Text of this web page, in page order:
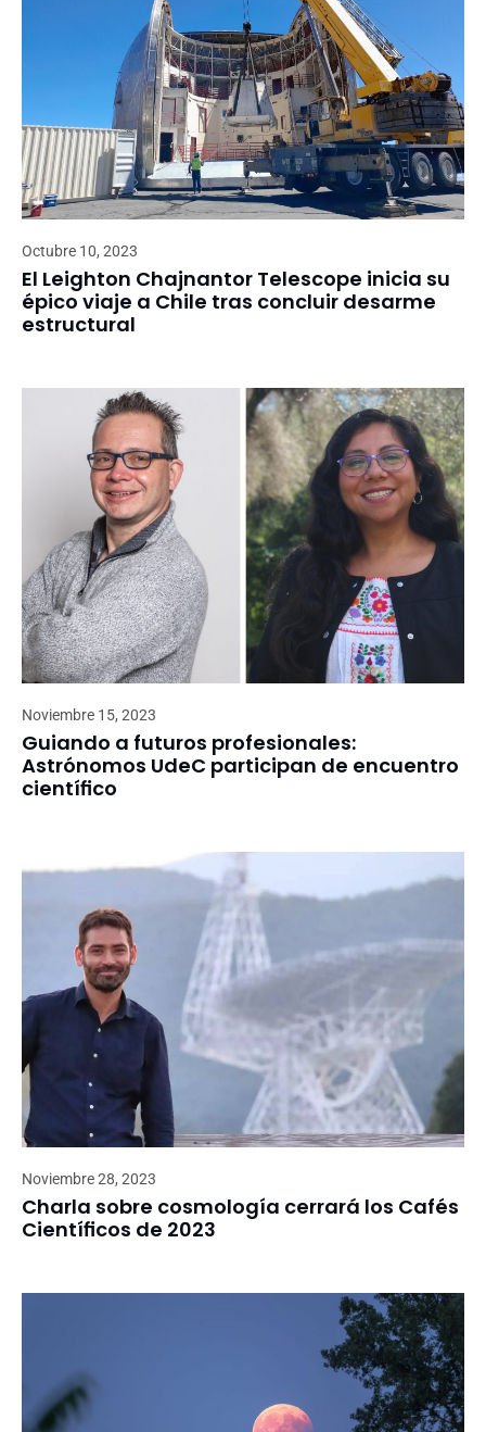
Octubre 10, 2023
El Leighton Chajnantor Telescope inicia su
épico viaje a Chile tras concluir desarme
estructural
Noviembre 15, 2023
Guiando a futuros profesionales:
Astrónomos UdeC participan de encuentro
científico
Noviembre 28, 2023
Charla sobre cosmología cerrará los Cafés
Científicos de 2023